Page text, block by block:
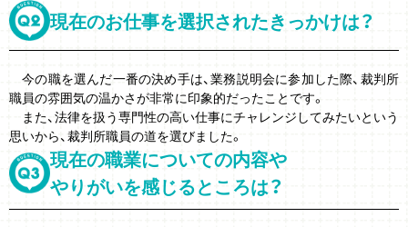
現在のお仕事を選択されたきっかけは？
今の職を選んだ一番の決め手は、業務説明会に参加した際、裁判所
職員の雰囲気の温かさが非常に印象的だったことです。
また、法律を扱う専門性の高い仕事にチャレンジしてみたいという
思いから、裁判所職員の道を選びました。
現在の職業についての内容や
やりがいを感じるところは？